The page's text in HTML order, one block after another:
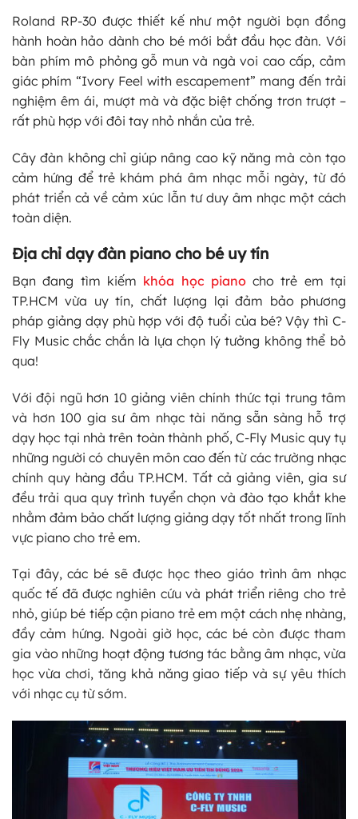
Roland RP-30 được thiết kế như một người bạn đồng
hành hoàn hảo dành cho bé mới bắt đầu học đàn. Với
bàn phím mô phỏng gỗ mun và ngà voi cao cấp, cảm
giác phím “Ivory Feel with escapement” mang đến trải
nghiệm êm ái, mượt mà và đặc biệt chống trơn trượt –
rất phù hợp với đôi tay nhỏ nhắn của trẻ.
Cây đàn không chỉ giúp nâng cao kỹ năng mà còn tạo
cảm hứng để trẻ khám phá âm nhạc mỗi ngày, từ đó
phát triển cả về cảm xúc lẫn tư duy âm nhạc một cách
toàn diện.
Địa chỉ dạy đàn piano cho bé uy tín
Bạn đang tìm kiếm khóa học piano cho trẻ em tại
TP.HCM vừa uy tín, chất lượng lại đảm bảo phương
pháp giảng dạy phù hợp với độ tuổi của bé? Vậy thì C-
Fly Music chắc chắn là lựa chọn lý tưởng không thể bỏ
qua!
Với đội ngũ hơn 10 giảng viên chính thức tại trung tâm
và hơn 100 gia sư âm nhạc tài năng sẵn sàng hỗ trợ
dạy học tại nhà trên toàn thành phố, C-Fly Music quy tụ
những người có chuyên môn cao đến từ các trường nhạc
chính quy hàng đầu TP.HCM. Tất cả giảng viên, gia sư
đều trải qua quy trình tuyển chọn và đào tạo khắt khe
nhằm đảm bảo chất lượng giảng dạy tốt nhất trong lĩnh
vực piano cho trẻ em.
Tại đây, các bé sẽ được học theo giáo trình âm nhạc
quốc tế đã được nghiên cứu và phát triển riêng cho trẻ
nhỏ, giúp bé tiếp cận piano trẻ em một cách nhẹ nhàng,
đầy cảm hứng. Ngoài giờ học, các bé còn được tham
gia vào những hoạt động tương tác bằng âm nhạc, vừa
học vừa chơi, tăng khả năng giao tiếp và sự yêu thích
với nhạc cụ từ sớm.